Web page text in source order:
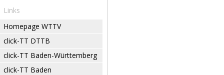
Links
Homepage WTTV
click-TT DTTB
click-TT Baden-Württemberg
click-TT Baden